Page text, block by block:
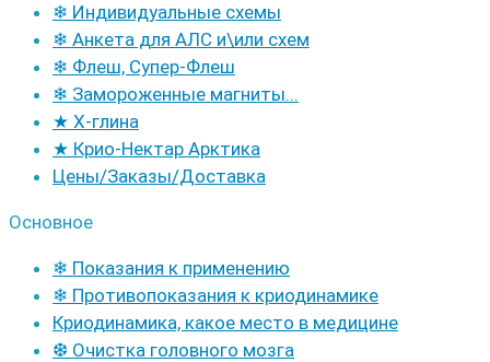
❄ Индивидуальные схемы
❄ Анкета для АЛС и\или схем
❄ Флеш, Супер-Флеш
❄ Замороженные магниты...
★ Х-глина
★ Крио-Нектар Арктика
Цены/Заказы/Доставка
Основное
❄ Показания к применению
❄ Противопоказания к криодинамике
Криодинамика, какое место в медицине
❆ Очистка головного мозга